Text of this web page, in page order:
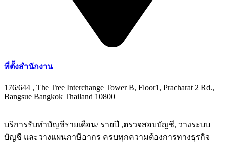
ที่ตั้งสำนักงาน
176/644 , The Tree Interchange Tower B, Floor1, Pracharat 2 Rd.,
Bangsue Bangkok Thailand 10800
บริการรับทำบัญชีรายเดือน/ รายปี ,ตรวจสอบบัญชี, วางระบบ
บัญชี และวางแผนภาษีอากร ครบทุกความต้องการทางธุรกิจ